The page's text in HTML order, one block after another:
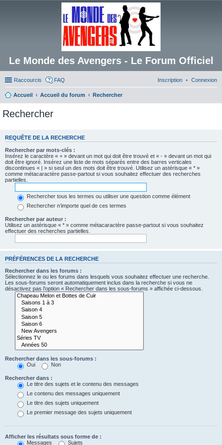
Le Monde des Avengers - Le Forum Officiel
Raccourcis FAQ Connexion
Inscription
Accueil Accueil du forum Rechercher
Rechercher
REQUÊTE DE LA RECHERCHE
Rechercher par mots-clés :
Insérez le caractère « + » devant un mot qui doit être trouvé et « - » devant un mot qui
doit être ignoré. Insérez une liste de mots séparés entre des barres verticales
discontinues « | » si seul un des mots doit être trouvé. Utilisez un astérisque « * »
comme métacaractère passe-partout si vous souhaitez effectuer des recherches
partielles.
Rechercher tous les termes ou utiliser une question comme élément
Rechercher n’importe quel de ces termes
Rechercher par auteur :
Utilisez un astérisque « * » comme métacaractère passe-partout si vous souhaitez
effectuer des recherches partielles.
PRÉFÉRENCES DE LA RECHERCHE
Rechercher dans les forums :
Sélectionnez le ou les forums dans lesquels vous souhaitez effectuer une recherche.
Les sous-forums seront automatiquement inclus dans la recherche si vous ne
désactivez pas l’option « Rechercher dans les sous-forums » affichée ci-dessous.
Rechercher dans les sous-forums :
Oui
Non
Rechercher dans :
Le titre des sujets et le contenu des messages
Le contenu des messages uniquement
Le titre des sujets uniquement
Le premier message des sujets uniquement
Afficher les résultats sous forme de :
Messages
Sujets